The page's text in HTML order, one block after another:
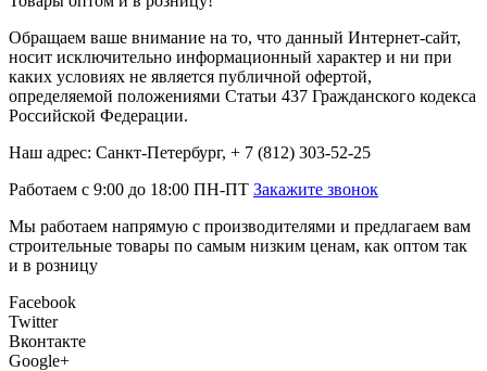
Обращаем ваше внимание на то, что данный Интернет-сайт,
носит исключительно информационный характер и ни при
каких условиях не является публичной офертой,
определяемой положениями Статьи 437 Гражданского кодекса
Российской Федерации.
Наш адрес: Санкт-Петербург, + 7 (812) 303-52-25
Работаем с 9:00 до 18:00 ПН-ПТ Закажите звонок
Мы работаем напрямую с производителями и предлагаем вам
строительные товары по самым низким ценам, как оптом так
и в розницу
Facebook
Twitter
Вконтакте
Google+